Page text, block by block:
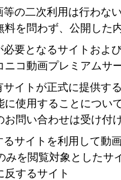
の二次利用は行わな
料を問わず、公開した
必要となるサイトおよ
ニコ動画プレミアムサ
サイトが正式に提供す
に使用することについ
お問い合わせは受け付
るサイトを利用して動
みを閲覧対象としたサ
反するサイト